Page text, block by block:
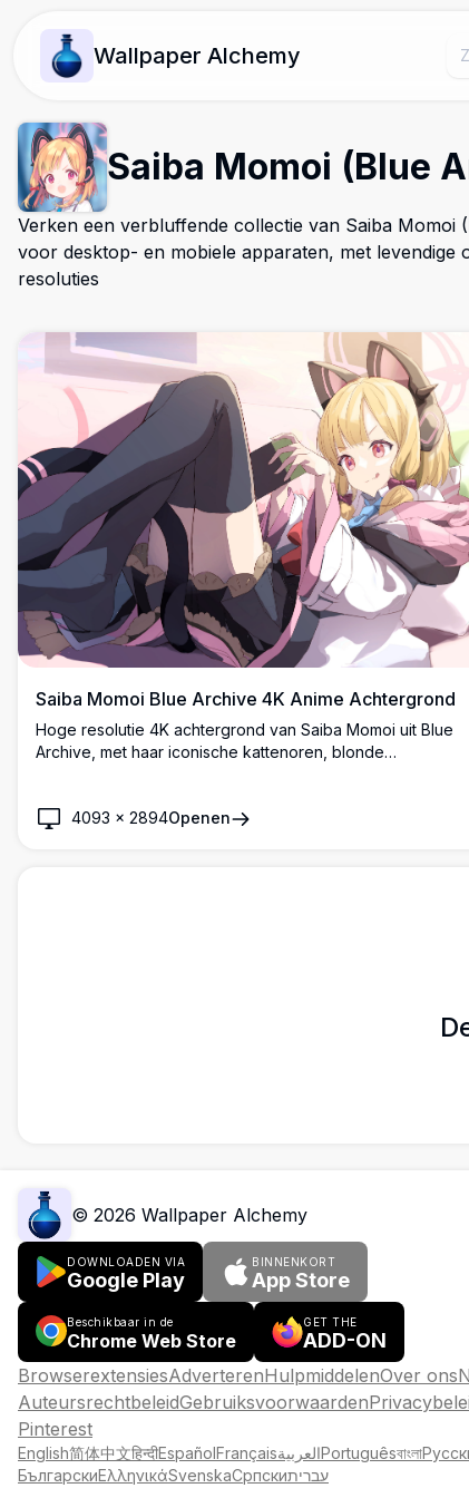
Wallpaper Alchemy
Saiba Momoi (Blue
Verken een verbluffende collectie van Saiba Momoi
voor desktop- en mobiele apparaten, met levendige
resoluties
Saiba Momoi Blue Archive 4K Anime Achtergrond
Hoge resolutie 4K achtergrond van Saiba Momoi uit Blue
Archive, met haar iconische kattenoren, blonde
4093 × 2894Openen
© 2026 Wallpaper Alchemy
DOWNLOADEN VIA
Google Play
BINNENKORT
App Store
Beschikbaar in de
Chrome Web Store
GET THE
ADD-ON
BrowserextensiesAdverterenHulpmiddelenOver ons
AuteursrechtbeleidGebruiksvoorwaarden
Pinterest
English简体中文हिन्दीEspañolFrançaisالعربيةPortuguêsবাংলা
БългарскиΕλληνικάSvenskaСрпскиעברית